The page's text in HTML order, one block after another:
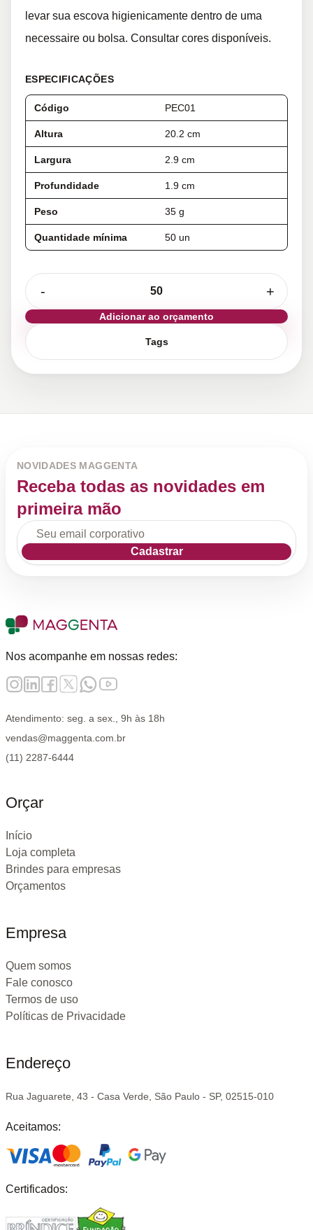
levar sua escova higienicamente dentro de uma
necessaire ou bolsa. Consultar cores disponíveis.
ESPECIFICAÇÕES
Código PEC01
Altura 20.2 cm
Largura 2.9 cm
Profundidade 1.9 cm
Peso 35 g
Quantidade mínima 50 un
- +
Adicionar ao orçamento
Tags
NOVIDADES MAGGENTA
Receba todas as novidades em
primeira mão
Cadastrar
Nos acompanhe em nossas redes:
Atendimento: seg. a sex., 9h às 18h
vendas@maggenta.com.br
(11) 2287-6444
Orçar
Início
Loja completa
Brindes para empresas
Orçamentos
Empresa
Quem somos
Fale conosco
Termos de uso
Políticas de Privacidade
Endereço
Rua Jaguarete, 43 - Casa Verde, São Paulo - SP, 02515-010
Aceitamos:
Certificados: